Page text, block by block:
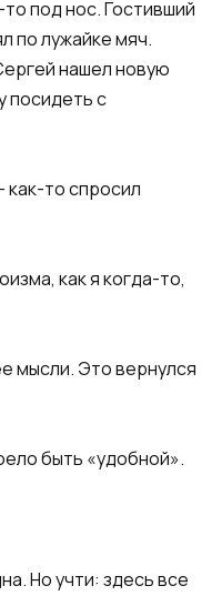
под нос. Гостивший
по лужайке мяч.
нашел новую
посидеть с
то спросил
как я когда-то,
мысли. Это вернулся
быть «удобной».​
Но учти: здесь все